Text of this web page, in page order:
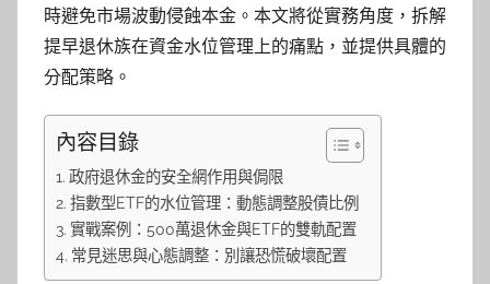
時避免市場波動侵蝕本金。本文將從實務角度，拆解
提早退休族在資金水位管理上的痛點，並提供具體的
分配策略。
內容目錄
政府退休金的安全網作用與侷限
指數型ETF的水位管理：動態調整股債比例
實戰案例：500萬退休金與ETF的雙軌配置
常見迷思與心態調整：別讓恐慌破壞配置